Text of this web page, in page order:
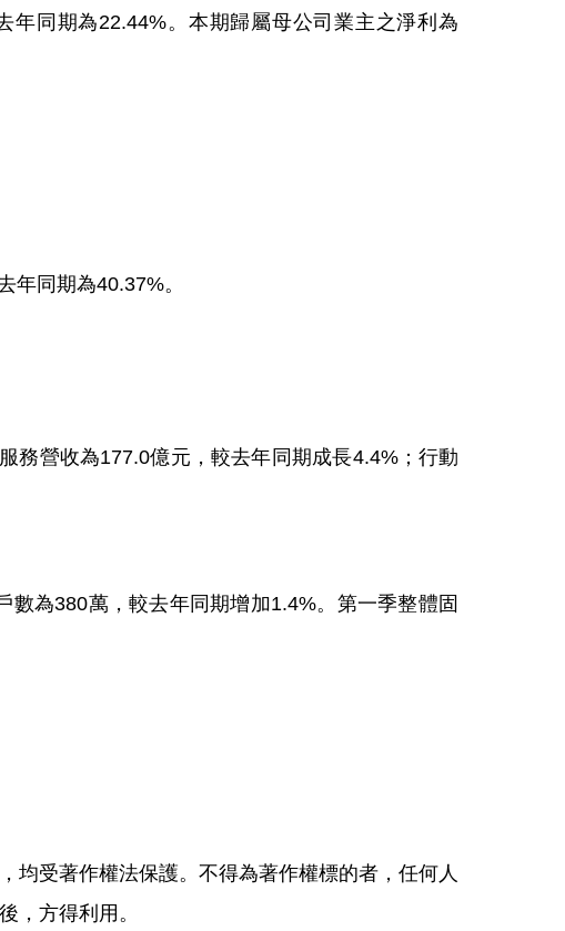
同期為22.44%。本期歸屬母公司業主之淨利為
同期為40.37%。
營收為177.0億元，較去年同期成長4.4%；行動
為380萬，較去年同期增加1.4%。第一季整體固
均受著作權法保護。不得為著作權標的者，任何人
，方得利用。